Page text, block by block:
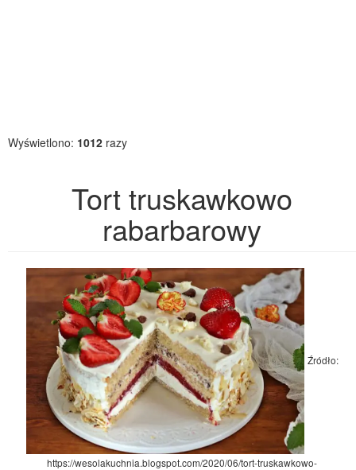
Wyświetlono: 1012 razy
Tort truskawkowo
rabarbarowy
Źródło:
https://wesolakuchnia.blogspot.com/2020/06/tort-truskawkowo-